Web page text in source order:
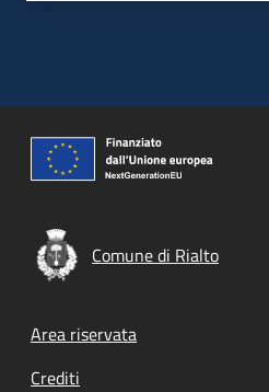
Comune di Rialto
Footer menu
Area riservata
Crediti